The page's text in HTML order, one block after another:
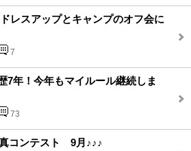
レスアップとキャンプのオフ会に
7
7年！今年もマイルール継続しま
73
コンテスト 9月♪♪♪